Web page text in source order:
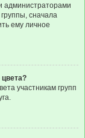
администраторами
сначала
ему личное
участникам групп